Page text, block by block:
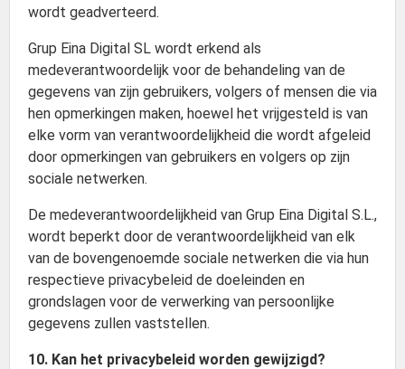
wordt geadverteerd.
Grup Eina Digital SL wordt erkend als
medeverantwoordelijk voor de behandeling van de
gegevens van zijn gebruikers, volgers of mensen die via
hen opmerkingen maken, hoewel het vrijgesteld is van
elke vorm van verantwoordelijkheid die wordt afgeleid
door opmerkingen van gebruikers en volgers op zijn
sociale netwerken.
De medeverantwoordelijkheid van Grup Eina Digital S.L.,
wordt beperkt door de verantwoordelijkheid van elk
van de bovengenoemde sociale netwerken die via hun
respectieve privacybeleid de doeleinden en
grondslagen voor de verwerking van persoonlijke
gegevens zullen vaststellen.
10. Kan het privacybeleid worden gewijzigd?